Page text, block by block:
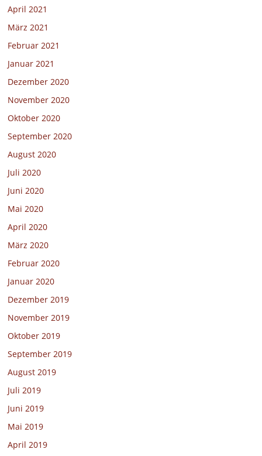
April 2021
März 2021
Februar 2021
Januar 2021
Dezember 2020
November 2020
Oktober 2020
September 2020
August 2020
Juli 2020
Juni 2020
Mai 2020
April 2020
März 2020
Februar 2020
Januar 2020
Dezember 2019
November 2019
Oktober 2019
September 2019
August 2019
Juli 2019
Juni 2019
Mai 2019
April 2019